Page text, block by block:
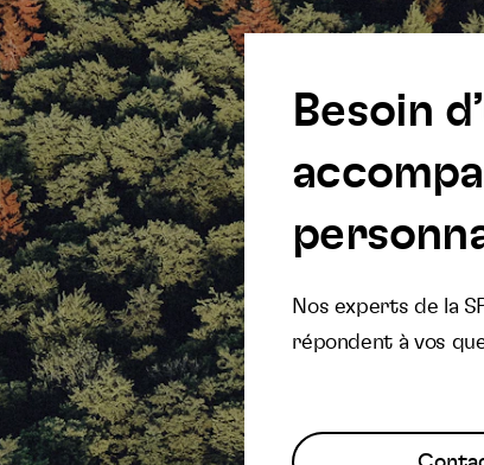
Besoin
Nos experts de la
répondent à vos